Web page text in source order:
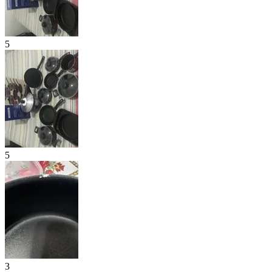
5
5
3